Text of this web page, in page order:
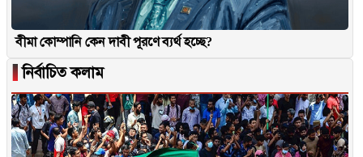
বীমা কোম্পানি কেন দাবী পূরণে ব্যর্থ হচ্ছে?
▐নির্বাচিত কলাম